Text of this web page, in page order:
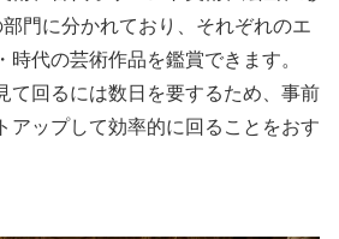
門に分かれており、それぞれのエ
時代の芸術作品を鑑賞できます。
て回るには数日を要するため、事前
アップして効率的に回ることをおす